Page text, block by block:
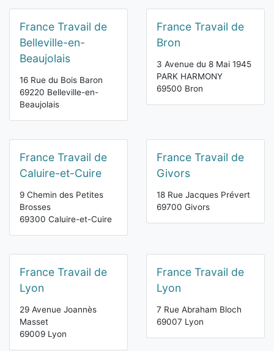
France Travail de
Belleville-en-
Beaujolais
16 Rue du Bois Baron
69220 Belleville-en-
Beaujolais
France Travail de
Bron
3 Avenue du 8 Mai 1945
PARK HARMONY
69500 Bron
France Travail de
Caluire-et-Cuire
9 Chemin des Petites
Brosses
69300 Caluire-et-Cuire
France Travail de
Givors
18 Rue Jacques Prévert
69700 Givors
France Travail de
Lyon
29 Avenue Joannès
Masset
69009 Lyon
France Travail de
Lyon
7 Rue Abraham Bloch
69007 Lyon